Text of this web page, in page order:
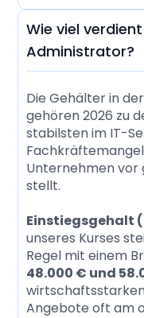
Wie viel
Administrator?
Die Gehälter in
gehören 2026 zu
stabilsten im IT-
Unternehmen vor
stellt.
Einstiegsgehalt
unseres Kurses
Regel mit einem
48.000 € und
Angebote oft am